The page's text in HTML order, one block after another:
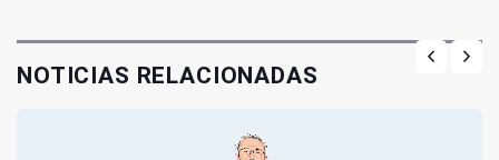
NOTICIAS RELACIONADAS